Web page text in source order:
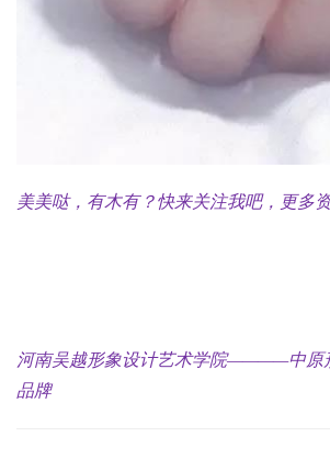
美美哒，有木有？快来关注我吧，更多
河南吴越形象设计艺术学院————中原
品牌